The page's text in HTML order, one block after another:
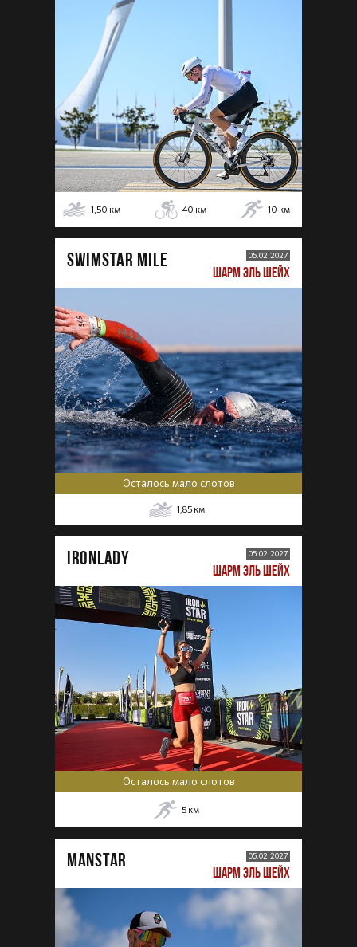
1,50 км 40 км 10 км
SWIMSTAR MILE 05.02.2027
ШАРМ ЭЛЬ ШЕЙХ
Осталось мало слотов
1,85 км
IRONLADY 05.02.2027
ШАРМ ЭЛЬ ШЕЙХ
Осталось мало слотов
5 км
MANSTAR 05.02.2027
ШАРМ ЭЛЬ ШЕЙХ